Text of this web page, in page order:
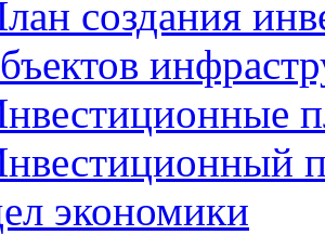
создания
экономики